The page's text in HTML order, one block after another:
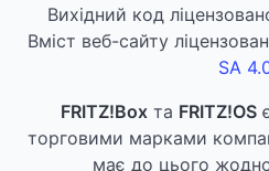
Вихідний код
Вміст веб-сайту
SA
FRITZ!Boxта FRITZ!OS
торговими марками
має до цього